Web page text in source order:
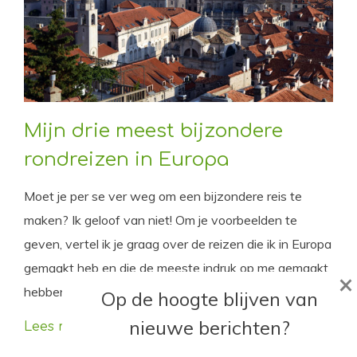
Mijn drie meest bijzondere
rondreizen in Europa
Moet je per se ver weg om een bijzondere reis te
maken? Ik geloof van niet! Om je voorbeelden te
geven, vertel ik je graag over de reizen die ik in Europa
gemaakt heb en die de meeste indruk op me gemaakt
hebben.
Lees meer
Op de hoogte blijven van
nieuwe berichten?
×